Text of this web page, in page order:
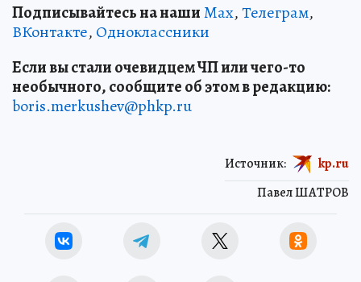
Подписывайтесь на нашиMax,Телеграм,
ВКонтакте, Одноклассники
Если вы стали очевидцем ЧП или чего-то
необычного, сообщите об этом в редакцию:
boris.merkushev@phkp.ru
Павел ШАТРОВ
Источник: kp.ru